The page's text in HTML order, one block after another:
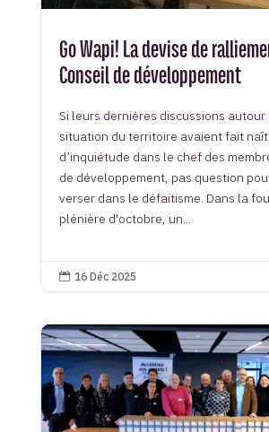
Go Wapi! La devise de
Conseil de développement
Si leurs dernières discussions autour
situation du territoire avaient fait
d’inquiétude dans le chef des
de développement, pas question
verser dans le défaitisme. Dans la
plénière d'octobre, un...
 16 Déc 2025